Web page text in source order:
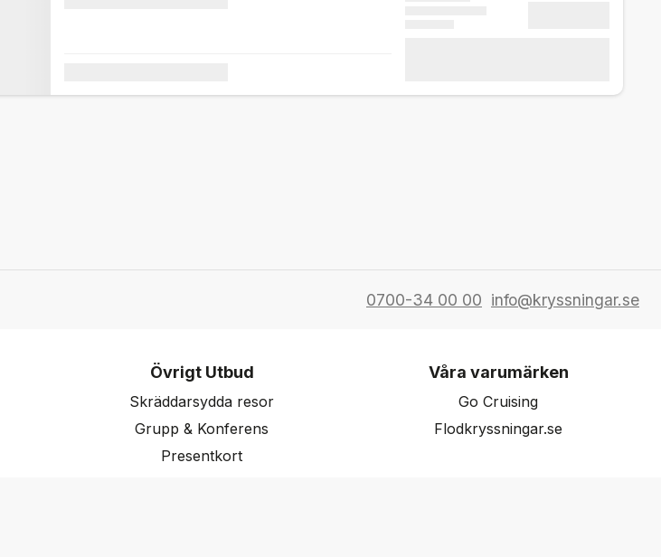
0700-34 00 00 info@kryssningar.se
Övrigt Utbud
Skräddarsydda resor
Grupp & Konferens
Presentkort
Våra varumärken
Go Cruising
Flodkryssningar.se